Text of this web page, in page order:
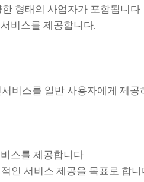
한 형태의 사업자가 포함됩니다.
비스를 제공합니다.
비스를 일반 사용자에게 제공
스를 제공합니다.
인 서비스 제공을 목표로 합니